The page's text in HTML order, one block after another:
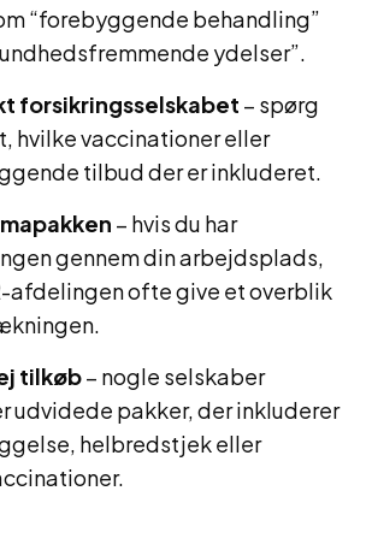
“forebyggende behandling”
ydelser”.
forsikringsselskabet – spørg
hvilke vaccinationer eller
tilbud der er inkluderet.
– hvis du har
gennem din arbejdsplads,
afdelingen ofte give et overblik
tilkøb– nogle selskaber
udvidede pakker, der inkluderer
helbredstjek eller